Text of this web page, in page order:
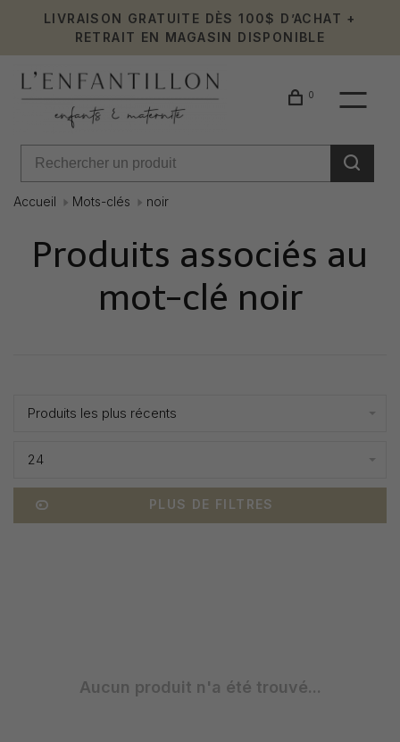
LIVRAISON GRATUITE DÈS 100$ D’ACHAT +
RETRAIT EN MAGASIN DISPONIBLE
0
Accueil Mots-clés noir
Produits associés au
mot-clé noir
Produits les plus récents
24
PLUS DE FILTRES
Aucun produit n'a été trouvé...